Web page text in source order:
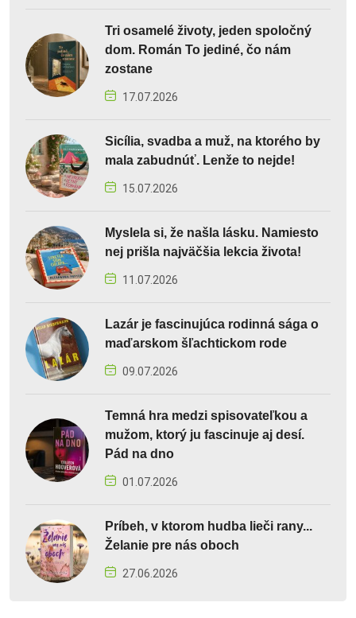
Tri osamelé životy, jeden spoločný
dom. Román To jediné, čo nám
zostane
17.07.2026
Sicília, svadba a muž, na ktorého by
mala zabudnúť. Lenže to nejde!
15.07.2026
Myslela si, že našla lásku. Namiesto
nej prišla najväčšia lekcia života!
11.07.2026
Lazár je fascinujúca rodinná sága o
maďarskom šľachtickom rode
09.07.2026
Temná hra medzi spisovateľkou a
mužom, ktorý ju fascinuje aj desí.
Pád na dno
01.07.2026
Príbeh, v ktorom hudba lieči rany...
Želanie pre nás oboch
27.06.2026